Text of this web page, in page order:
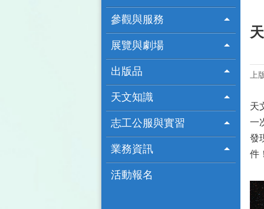
參觀與服務
展覽與劇場
出版品
天文知識
志工公服與實習
業務資訊
活動報名
上
天
一
發
件